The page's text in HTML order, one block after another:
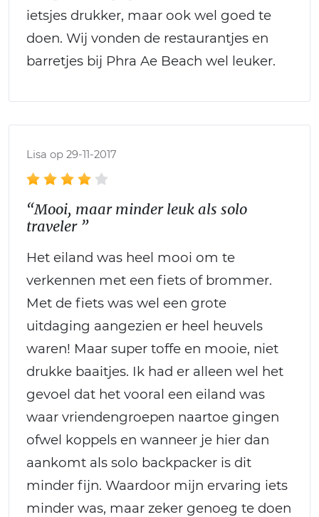
ietsjes drukker, maar ook wel goed te
doen. Wij vonden de restaurantjes en
barretjes bij Phra Ae Beach wel leuker.
Lisa op 29-11-2017
“Mooi, maar minder leuk als solo
traveler ”
Het eiland was heel mooi om te
verkennen met een fiets of brommer.
Met de fiets was wel een grote
uitdaging aangezien er heel heuvels
waren! Maar super toffe en mooie, niet
drukke baaitjes. Ik had er alleen wel het
gevoel dat het vooral een eiland was
waar vriendengroepen naartoe gingen
ofwel koppels en wanneer je hier dan
aankomt als solo backpacker is dit
minder fijn. Waardoor mijn ervaring iets
minder was, maar zeker genoeg te doen